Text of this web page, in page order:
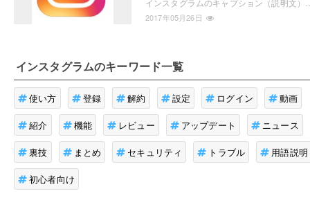
2017年05月26日
インスタグラムのキーワード一覧
使い方 登録 解約 設定 ログイン 動画
紹介 機能 レビュー アップデート ニュース
裏技 まとめ セキュリティ トラブル 用語説明
初心者向け